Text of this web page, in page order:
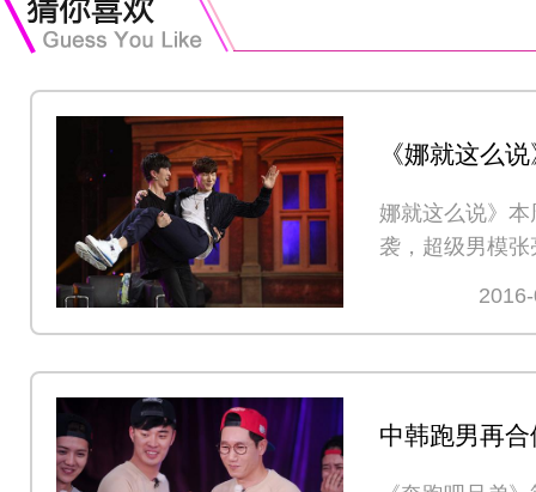
《娜就这么
娜就这么说》
袭，超级男模
中韩跑男再